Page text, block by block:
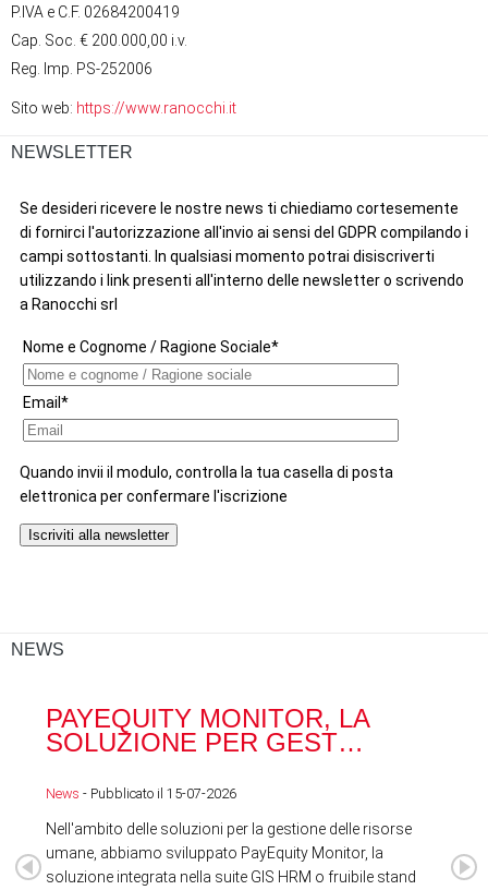
P.IVA e C.F. 02684200419
Cap. Soc. € 200.000,00 i.v.
Reg. Imp. PS-252006
Sito web: https://www.ranocchi.it
NEWSLETTER
NEWS
PAYEQUITY MONITOR, LA
SOLUZIONE PER GEST…
News - Pubblicato il 15-07-2026
Nell'ambito delle soluzioni per la gestione delle risorse
umane, abbiamo sviluppato PayEquity Monitor, la
soluzione integrata nella suite GIS HRM o fruibile stand